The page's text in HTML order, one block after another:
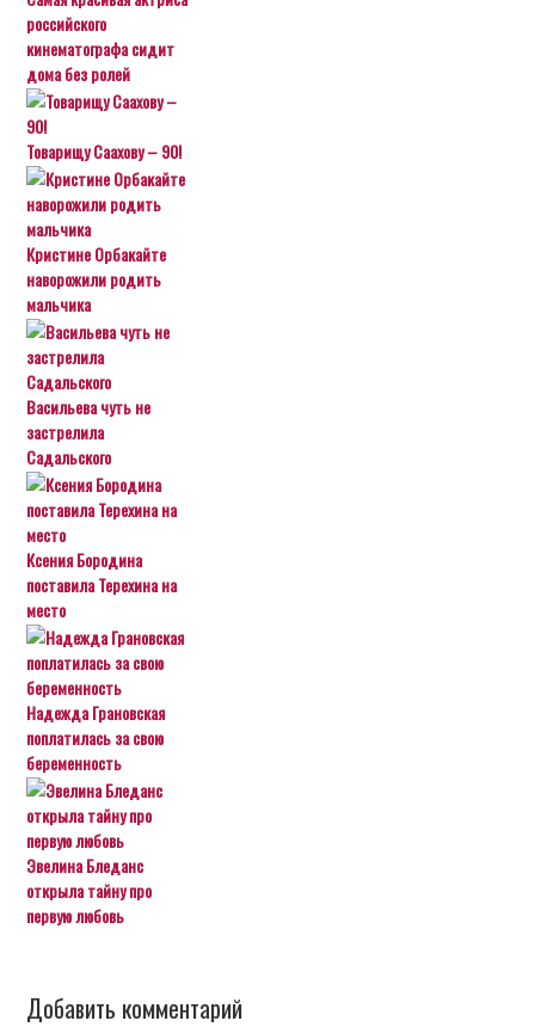
российского
кинематографа сидит
дома без ролей
Товарищу Саахову – 90!
Кристине Орбакайте
наворожили родить
мальчика
Васильева чуть не
застрелила
Садальского
Ксения Бородина
поставила Терехина на
место
Надежда Грановская
поплатилась за свою
беременность
Эвелина Бледанс
открыла тайну про
первую любовь
Добавить комментарий